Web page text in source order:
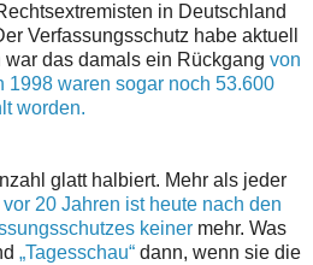
in Deutschland
Verfassungsschutz habe aktuell
war das damals ein Rückgang von
1998 waren sogar noch 53.600
worden.
glatt halbiert. Mehr als jeder
20 Jahren ist heute nach den
keiner mehr. Was
„Tagesschau“ dann, wenn sie die